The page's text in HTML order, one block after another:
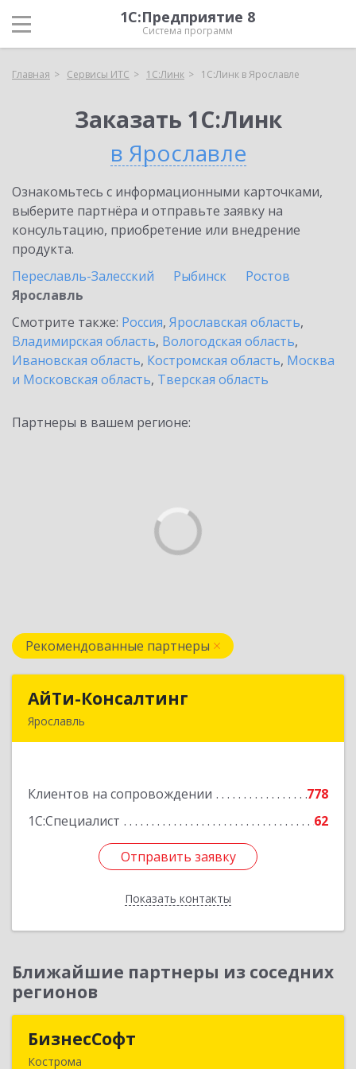
1С:Предприятие 8
Система программ
Главная Сервисы ИТС 1С:Линк 1С:Линк в Ярославле
Заказать 1С:Линк
в Ярославле
Ознакомьтесь с информационными карточками,
выберите партнёра и отправьте заявку на
консультацию, приобретение или внедрение
продукта.
Переславль-Залесский
Рыбинск
Ростов
Ярославль
Смотрите также: Россия, Ярославская область,
Владимирская область, Вологодская область,
Ивановская область, Костромская область, Москва
и Московская область, Тверская область
Партнеры в вашем регионе:
Рекомендованные партнеры
АйТи-Консалтинг
Ярославль
Клиентов на сопровождении
778
1С:Специалист
62
Отправить заявку
Показать контакты
АйТи-Консалтинг
Подробнее
Отправить заявку
Назад
Ближайшие партнеры из соседних
регионов
БизнесСофт
Кострома